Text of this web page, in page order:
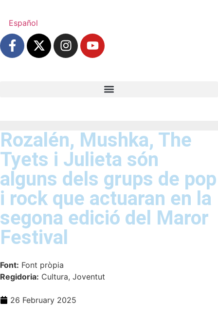
Español
Rozalén, Mushka, The
Tyets i Julieta són
alguns dels grups de pop
i rock que actuaran en la
segona edició del Maror
Festival
Font: Font pròpia
Regidoria: Cultura, Joventut
26 February 2025